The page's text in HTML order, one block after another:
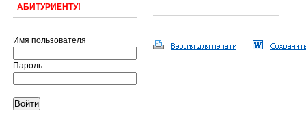
АБИТУРИЕНТУ!
Имя пользователя
Пароль